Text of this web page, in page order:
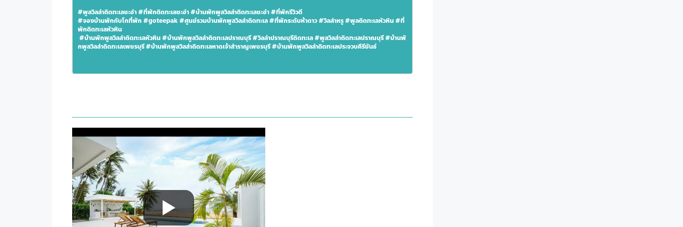
#พูลวิลล่าติดทะเลชะอำ #ที่พักติดทะเลชะอำ #บ้านพักพูลวิลล่าติดทะเลชะอำ #ที่พักรีวิวดี
#จองบ้านพักกับโกที่พัก #goteepak #ศูนย์รวมบ้านพักพูลวิลล่าติดทะเล #ที่พักระดับห้าดาว #วิลล่าหรู #พูลติดทะเลหัวหิน #ที่
พักติดทะเลหัวหิน
กพูลวิลล่าติดทะเลเพชรบุรี #บ้านพักพูลวิลล่าติดทะเลหาดเจ้าสำราญเพชรบุรี #บ้านพักพูลวิลล่าติดทะเลประจวบคีรีขันธ์